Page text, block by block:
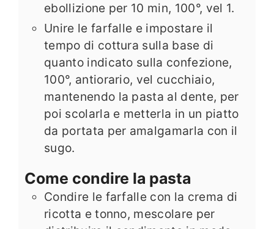
ebollizione per 10 min, 100°, vel 1.
Unire le farfalle e impostare il
tempo di cottura sulla base di
quanto indicato sulla confezione,
100°, antiorario, vel cucchiaio,
mantenendo la pasta al dente, per
poi scolarla e metterla in un piatto
da portata per amalgamarla con il
sugo.
Come condire la pasta
Condire le farfalle con la crema di
ricotta e tonno, mescolare per